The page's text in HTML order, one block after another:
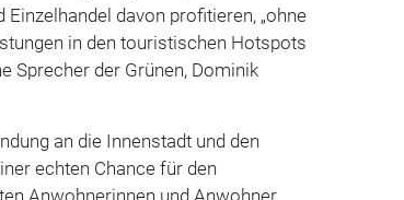
davon profitieren, „ohne
in den touristischen Hotspots
Sprecher der Grünen, Dominik
an die Innenstadt und den
echten Chance für den
Anwohnerinnen und Anwohner